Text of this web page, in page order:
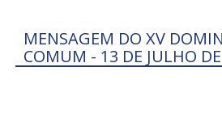
MENSAGEM DO XV
COMUM - 13 DE JULHO